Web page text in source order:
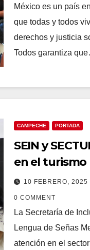
México es un país
que todas y todos
derechos y justicia
Todos garantiza
CAMPECHE PORTADA
SEIN y
en el turismo
10 FEBRERO, 2025
0 COMMENT
La Secretaría de
Lengua de Señas
atención en el